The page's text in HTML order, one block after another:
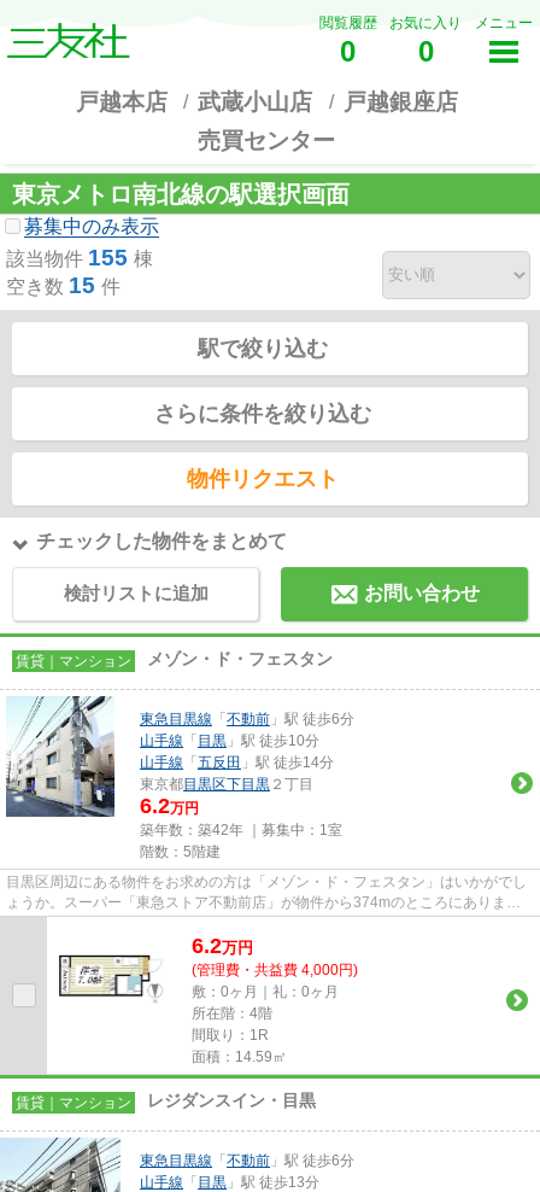
閲覧履歴
0
お気に入り
0
メニュー
戸越本店 武蔵小山店
戸越銀座店
売買センター
東京メトロ南北線の駅選択画面
募集中のみ表示
該当物件 155 棟
空き数 15 件
駅で絞り込む
さらに条件を絞り込む
物件リクエスト
チェックした物件をまとめて
検討リストに追加 お問い合わせ
賃貸｜マンション メゾン・ド・フェスタン
東急目黒線 「 不動前 」駅 徒歩6分
山手線 「 目黒 」駅 徒歩10分
山手線 「 五反田 」駅 徒歩14分
東京都目黒区下目黒 ２丁目
6.2万円
築年数：築42年 ｜募集中： 1室
階数：5階建
目黒区周辺にある物件をお求めの方は「メゾン・ド・フェスタン」はいかがでし
ょうか。スーパー「東急ストア不動前店」が物件から374mのところにありま
6.2万円
(管理費・共益費 4,000円)
敷：0ヶ月｜礼：0ヶ月
所在階：4階
間取り：1R
面積：14.59㎡
賃貸｜マンション レジダンスイン・目黒
東急目黒線 「 不動前 」駅 徒歩6分
山手線 「 目黒 」駅 徒歩13分